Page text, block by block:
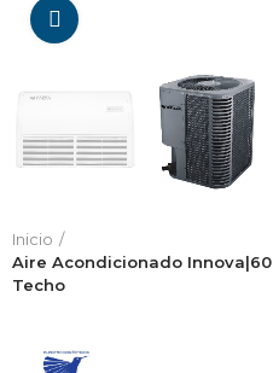
Inicio
Aire Acondicionado
Techo